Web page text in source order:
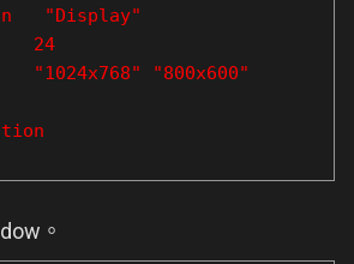
"Display"
24
"800x600"
。